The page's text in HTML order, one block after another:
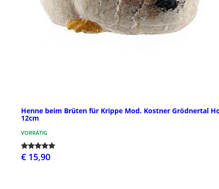
Henne beim Brüten für Krippe Mod. Kostner Grödnertal
12cm
VORRÄTIG
€ 15,90